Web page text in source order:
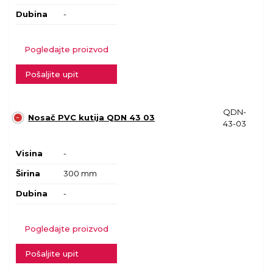
Dubina -
Pogledajte proizvod
Pošaljite upit
Nosač PVC kutija QDN 43 03
QDN-
43-03
Visina -
Širina 300 mm
Dubina -
Pogledajte proizvod
Pošaljite upit